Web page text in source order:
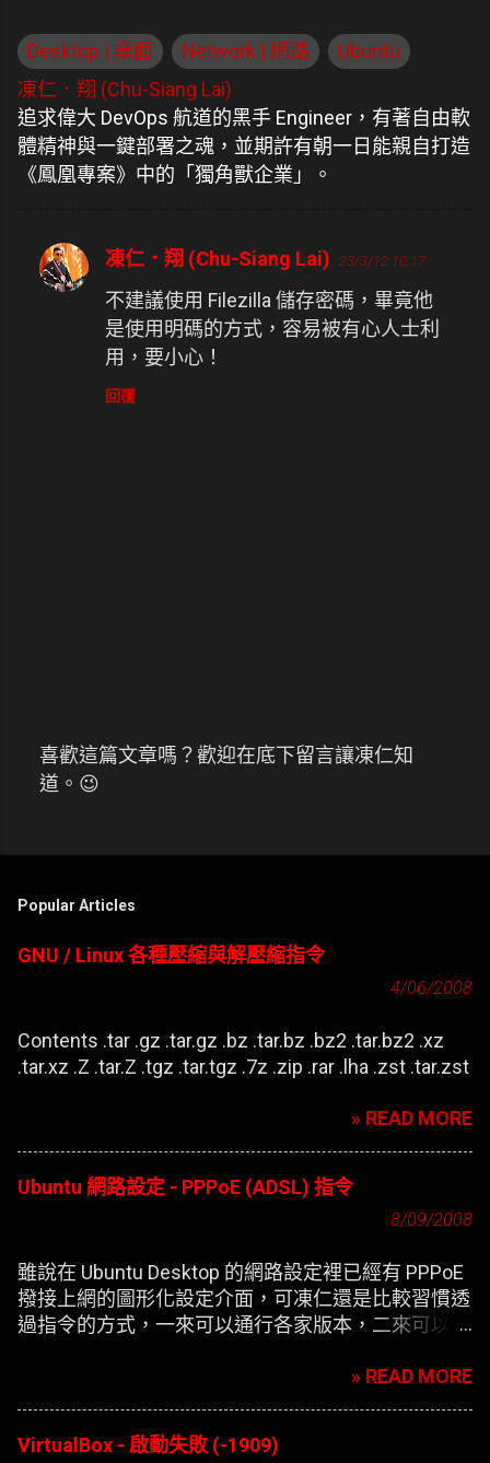
Desktop | 桌面 Network | 網路
Ubuntu
凍仁．翔 (Chu-Siang Lai)
追求偉大 DevOps 航道的黑手 Engineer，有著自由軟
體精神與一鍵部署之魂，並期許有朝一日能親自打造
《鳳凰專案》中的「獨角獸企業」。
留
言
凍仁．翔 (Chu-Siang Lai) 23/3/12 10:17
不建議使用 Filezilla 儲存密碼，畢竟他
是使用明碼的方式，容易被有心人士利
用，要小心！
回覆
張
喜歡這篇文章嗎？歡迎在底下留言讓凍仁知
道。😉
Popular Articles
GNU / Linux 各種壓縮與解壓縮指令
4/06/2008
Contents .tar .gz .tar.gz .bz .tar.bz .bz2 .tar.bz2 .xz
.tar.xz .Z .tar.Z .tgz .tar.tgz .7z .zip .rar .lha .zst .tar.zst
» READ MORE
Ubuntu 網路設定 - PPPoE (ADSL) 指令
8/09/2008
雖說在 Ubuntu Desktop 的網路設定裡已經有 PPPoE
撥接上網的圖形化設定介面，可凍仁還是比較習慣透
過指令的方式，一來可以通行各家版本，二來可以在
» READ MORE
VirtualBox - 啟動失敗 (-1909)